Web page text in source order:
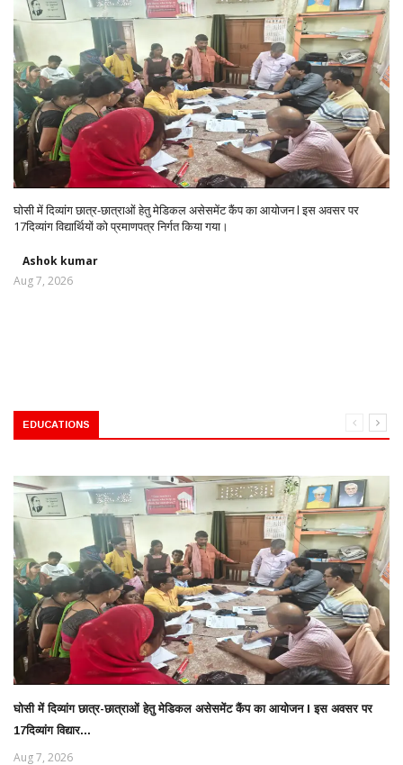
घोसी में दिव्यांग छात्र-छात्राओं हेतु मेडिकल असेसमेंट कैंप का आयोजन l इस अवसर पर
17दिव्यांग विद्यार्थियों को प्रमाणपत्र निर्गत किया गया।
Ashok kumar
Aug 7, 2026
EDUCATIONS
घोसी में दिव्यांग छात्र-छात्राओं हेतु मेडिकल असेसमेंट कैंप का आयोजन l इस अवसर पर
17दिव्यांग विद्यार...
Aug 7, 2026